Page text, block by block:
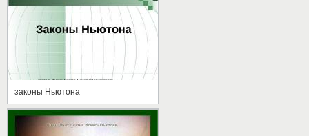
законы Ньютона